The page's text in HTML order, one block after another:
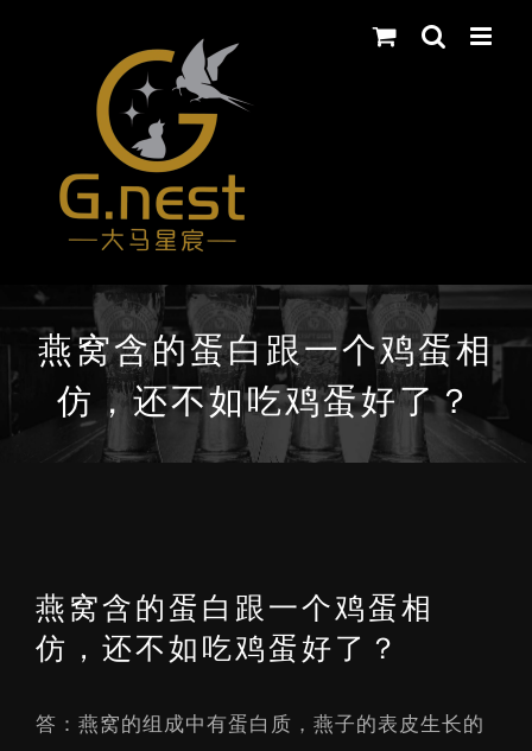
燕窝含的蛋白跟一个鸡蛋相
仿，还不如吃鸡蛋好了？
燕窝含的蛋白跟一个鸡蛋相
仿，还不如吃鸡蛋好了？
答：燕窝的组成中有蛋白质，燕子的表皮生长的